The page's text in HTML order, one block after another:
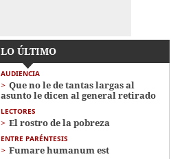
LO ÚLTIMO
AUDIENCIA
Que no le de tantas largas al
asunto le dicen al general retirado
LECTORES
El rostro de la pobreza
ENTRE PARÉNTESIS
Fumare humanum est